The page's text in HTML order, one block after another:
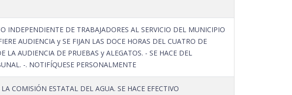
INDEPENDIENTE DE TRABAJADORES AL SERVICIO DEL MUNICIPIO
AUDIENCIA y SE FIJAN LAS DOCE HORAS DEL CUATRO DE
LA AUDIENCIA DE PRUEBAS y ALEGATOS. - SE HACE DEL
-. NOTIFÍQUESE PERSONALMENTE
COMISIÓN ESTATAL DEL AGUA. SE HACE EFECTIVO